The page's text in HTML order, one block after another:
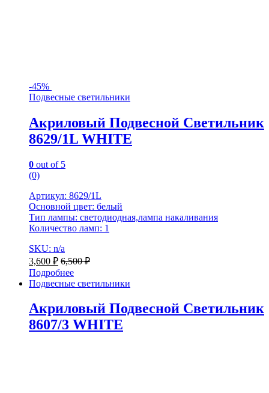
-45%
Подвесные светильники
Акриловый Подвесной Светильник
8629/1L WHITE
0 out of 5
(0)
Артикул: 8629/1L
Основной цвет: белый
Тип лампы: светодиодная,лампа накаливания
Количество ламп: 1
SKU: n/a
3,600 ₽ 6,500₽
Подробнее
Подвесные светильники
Акриловый Подвесной Светильник
8607/3 WHITE